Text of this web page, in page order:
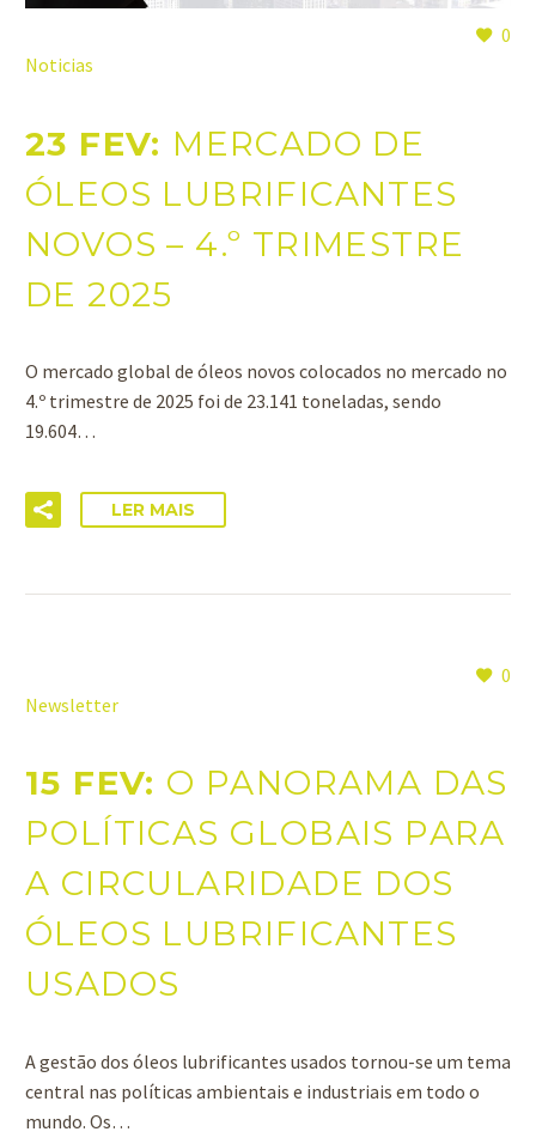
0
Noticias
23 FEV: MERCADO DE
ÓLEOS LUBRIFICANTES
NOVOS – 4.º TRIMESTRE
DE 2025
O mercado global de óleos novos colocados no mercado no
4.º trimestre de 2025 foi de 23.141 toneladas, sendo
19.604…
LER MAIS
0
Newsletter
15 FEV: O PANORAMA DAS
POLÍTICAS GLOBAIS PARA
A CIRCULARIDADE DOS
ÓLEOS LUBRIFICANTES
USADOS
A gestão dos óleos lubrificantes usados tornou-se um tema
central nas políticas ambientais e industriais em todo o
mundo. Os…